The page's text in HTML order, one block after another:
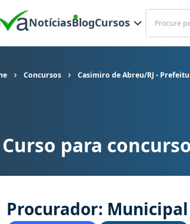
NotíciasBlogCursos
Buscar
Concursos Casimiro de Abreu/RJ -
para concurso Casimiro de Abreu/RJ -
Curso para
Procurador: Municipal